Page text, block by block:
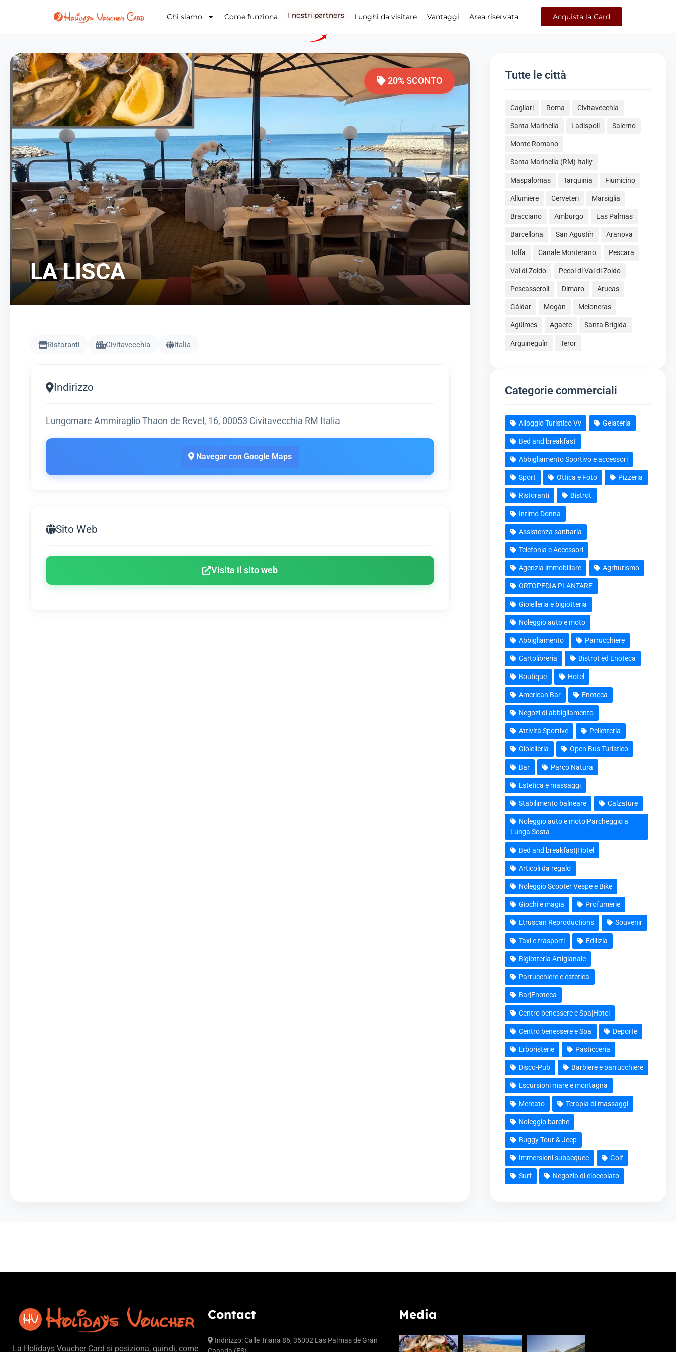
Chi siamo Come funziona I nostri partners Luoghi da visitare Vantaggi Area riservata Acquista la Card
20% SCONTO
LA LISCA
Ristoranti Civitavecchia Italia
Indirizzo
Lungomare Ammiraglio Thaon de Revel, 16, 00053 Civitavecchia RM Italia
Navegar con Google Maps
Sito Web
Visita il sito web
Tutte le città
Cagliari Roma Civitavecchia
Santa Marinella Ladispoli Salerno
Monte Romano
Santa Marinella (RM) Italiy
Maspalomas Tarquinia Fiumicino
Allumiere Cerveteri Marsiglia
Bracciano Amburgo Las Palmas
Barcellona San Agustín Aranova
Tolfa Canale Monterano Pescara
Val di Zoldo Pecol di Val di Zoldo
Pescasseroli Dimaro Arucas
Gáldar Mogán Meloneras
Agüimes Agaete Santa Brígida
Arguineguín Teror
Categorie commerciali
Alloggio Turistico Vv Gelateria
Bed and breakfast
Abbigliamento Sportivo e accessori
Sport Ottica e Foto Pizzeria
Ristoranti Bistrot
Intimo Donna
Assistenza sanitaria
Telefonia e Accessori
Agenzia immobiliare Agriturismo
ORTOPEDIA PLANTARE
Gioielleria e bigiotteria
Noleggio auto e moto
Abbigliamento Parrucchiere
Cartolibreria Bistrot ed Enoteca
Boutique Hotel
American Bar Enoteca
Negozi di abbigliamento
Attività Sportive Pelletteria
Gioielleria Open Bus Turistico
Bar Parco Natura
Estetica e massaggi
Stabilimento balneare Calzature
Noleggio auto e moto|Parcheggio a
Lunga Sosta
Bed and breakfast|Hotel
Articoli da regalo
Noleggio Scooter Vespe e Bike
Giochi e magia Profumerie
Etruscan Reproductions Souvenir
Taxi e trasporti Edilizia
Bigiotteria Artigianale
Parrucchiere e estetica
Bar|Enoteca
Centro benessere e Spa|Hotel
Centro benessere e Spa Deporte
Erboristerie Pasticceria
Disco-Pub Barbiere e parrucchiere
Escursioni mare e montagna
Mercato Terapia di massaggi
Noleggio barche
Buggy Tour & Jeep
Immersioni subacquee Golf
Surf Negozio di cioccolato
La Holidays Voucher Card si posiziona, quindi, come
Contact
Indirizzo: Calle Triana 86, 35002 Las Palmas de Gran
Media